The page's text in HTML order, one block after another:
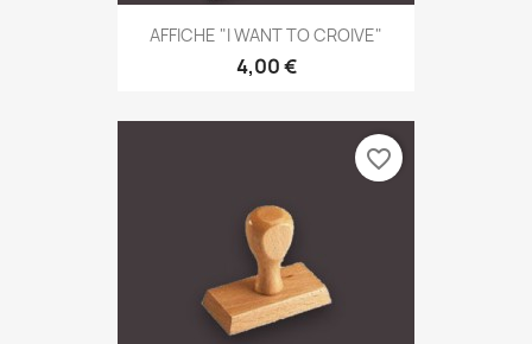
AFFICHE "I WANT TO CROIVE"
4,00 €
favorite_border